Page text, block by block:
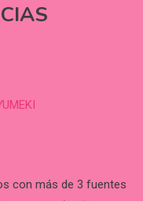
con más de 3 fuentes